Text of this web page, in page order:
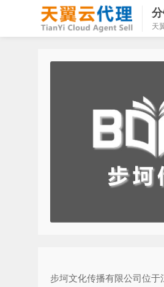
天
步坷文化传播有限公司位